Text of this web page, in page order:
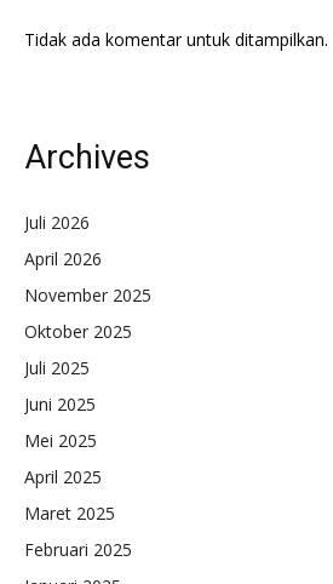
Tidak ada komentar untuk ditampilkan.
Archives
Juli 2026
April 2026
November 2025
Oktober 2025
Juli 2025
Juni 2025
Mei 2025
April 2025
Maret 2025
Februari 2025